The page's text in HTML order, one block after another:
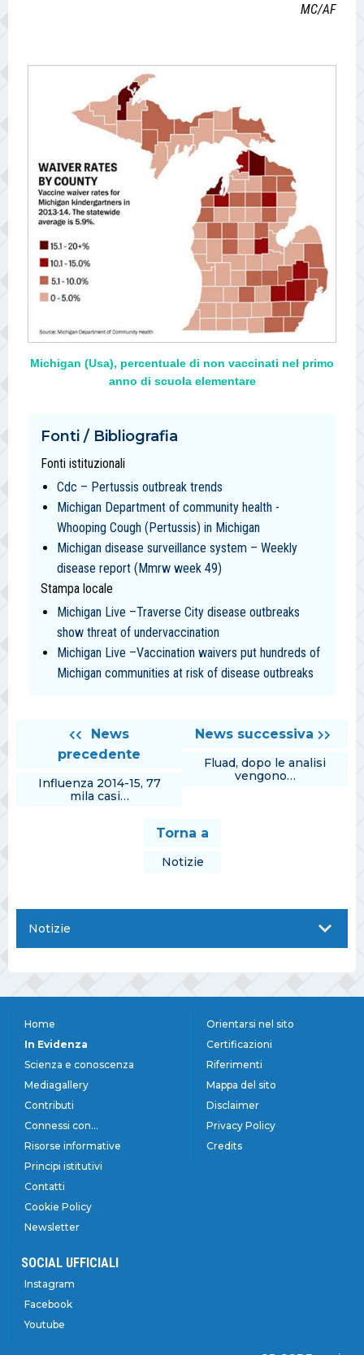
MC/AF
Michigan (Usa), percentuale di non vaccinati nel primo
anno di scuola elementare
Fonti / Bibliografia
Fonti istituzionali
Cdc – Pertussis outbreak trends
Michigan Department of community health -
Whooping Cough (Pertussis) in Michigan
Michigan disease surveillance system – Weekly
disease report (Mmrw week 49)
Stampa locale
Michigan Live –Traverse City disease outbreaks
show threat of undervaccination
Michigan Live –Vaccination waivers put hundreds of
Michigan communities at risk of disease outbreaks
News
precedente
Influenza 2014-15, 77
mila casi…
News successiva
Fluad, dopo le analisi
vengono…
Torna a
Notizie
Notizie
Home
In Evidenza
Scienza e conoscenza
Mediagallery
Contributi
Connessi con...
Risorse informative
Principi istitutivi
Contatti
Cookie Policy
Newsletter
Orientarsi nel sito
Certificazioni
Riferimenti
Mappa del sito
Disclaimer
Privacy Policy
Credits
SOCIAL UFFICIALI
Instagram
Facebook
Youtube